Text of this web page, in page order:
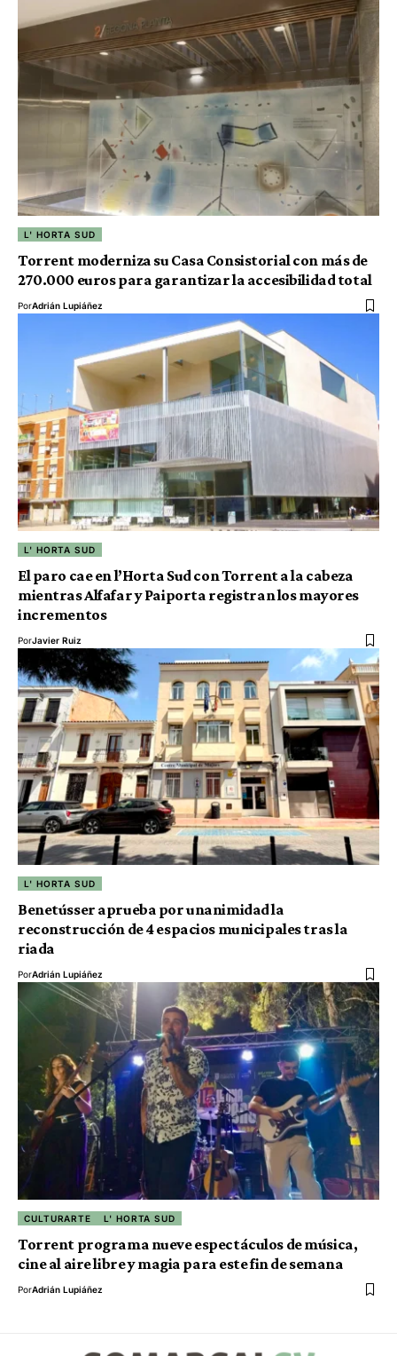
L' HORTA SUD
Torrent moderniza su Casa Consistorial con más de
270.000 euros para garantizar la accesibilidad total
PorAdrián Lupiáñez
L' HORTA SUD
El paro cae en l’Horta Sud con Torrent a la cabeza
mientras Alfafar y Paiporta registran los mayores
incrementos
PorJavier Ruiz
L' HORTA SUD
Benetússer aprueba por unanimidad la
reconstrucción de 4 espacios municipales tras la
riada
PorAdrián Lupiáñez
CULTURARTE L' HORTA SUD
Torrent programa nueve espectáculos de música,
cine al aire libre y magia para este fin de semana
PorAdrián Lupiáñez